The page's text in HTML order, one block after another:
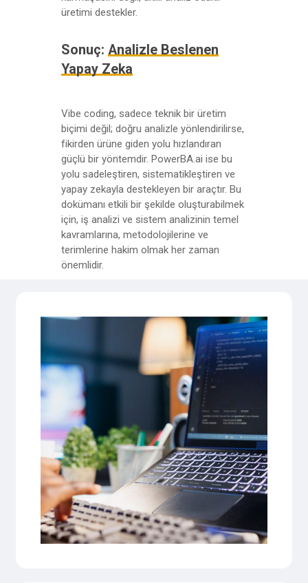
üretimi destekler.
Sonuç: Analizle Beslenen
Yapay Zeka
Vibe coding, sadece teknik bir üretim
biçimi değil; doğru analizle yönlendirilirse,
fikirden ürüne giden yolu hızlandıran
güçlü bir yöntemdir. PowerBA.ai ise bu
yolu sadeleştiren, sistematikleştiren ve
yapay zekayla destekleyen bir araçtır. Bu
dokümanı etkili bir şekilde oluşturabilmek
için, iş analizi ve sistem analizinin temel
kavramlarına, metodolojilerine ve
terimlerine hakim olmak her zaman
önemlidir.